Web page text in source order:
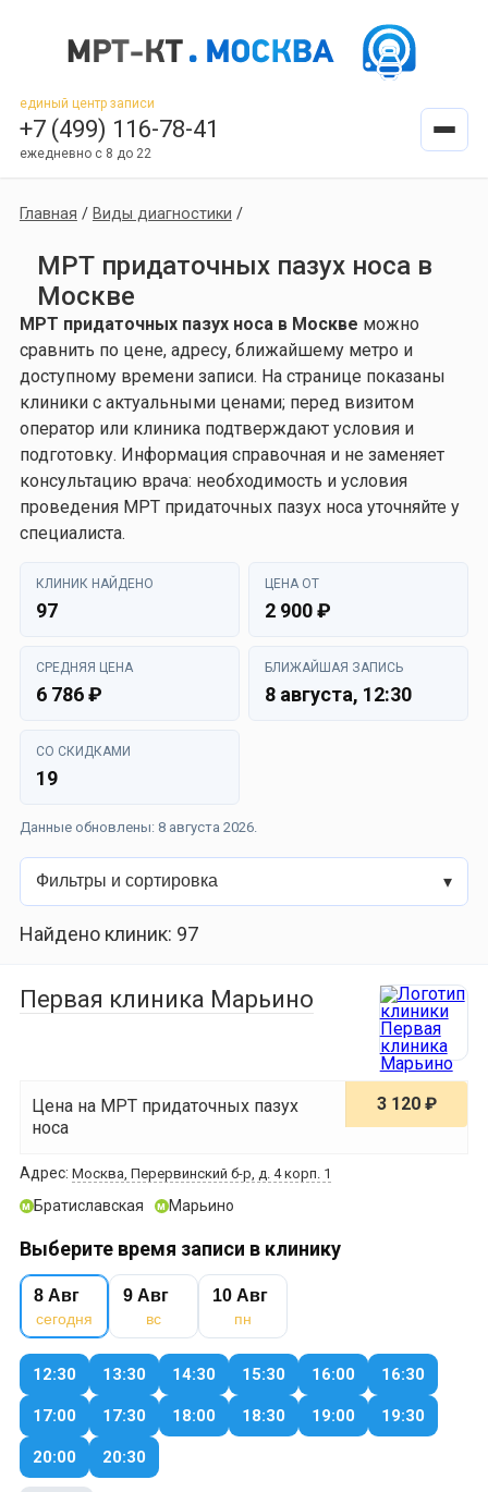
единый центр записи
+7 (499) 116-78-41
ежедневно с 8 до 22
Главная / Виды диагностики /
МРТ придаточных пазух носа в
Москве
МРТ придаточных пазух носа в Москве можно
сравнить по цене, адресу, ближайшему метро и
доступному времени записи. На странице показаны
клиники с актуальными ценами; перед визитом
оператор или клиника подтверждают условия и
подготовку. Информация справочная и не заменяет
консультацию врача: необходимость и условия
проведения МРТ придаточных пазух носа уточняйте у
специалиста.
КЛИНИК НАЙДЕНО
97
ЦЕНА ОТ
2 900 ₽
СРЕДНЯЯ ЦЕНА
6 786 ₽
БЛИЖАЙШАЯ ЗАПИСЬ
8 августа, 12:30
СО СКИДКАМИ
19
Данные обновлены: 8 августа 2026.
Фильтры и сортировка
Найдено клиник: 97
Первая клиника Марьино
Цена на МРТ придаточных пазух
носа
3 120 ₽
Адрес: Москва, Перервинский б-р, д. 4 корп. 1
м Братиславская м Марьино
Выберите время записи в клинику
8 Авг
сегодня
9 Авг
вс
10 Авг
пн
12:30 13:30 14:30 15:30 16:00 16:30
17:00 17:30 18:00 18:30 19:00 19:30
20:00 20:30